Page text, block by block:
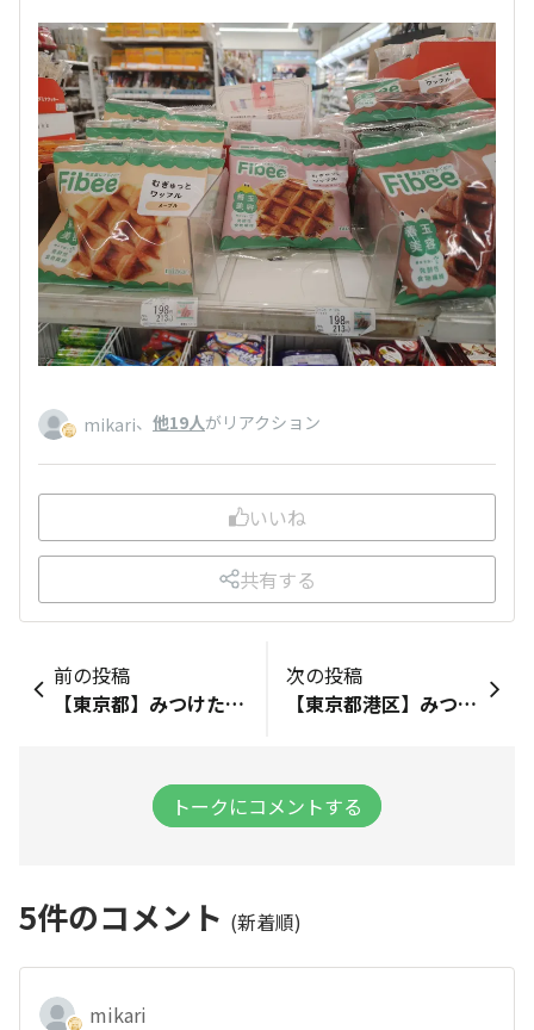
mikari、 他19人がリアクション
いいね
共有する
前の投稿
【東京都】みつけたお店：【ファミリーマート 渋谷駅北店】みつけた商品：【むぎゅっとワッフル アールグレイ、メープル、ココア】下から二段目に、6列で展開。1列に5個位ずつだったので約10個ずつかな。渋谷モディの道路向かいのお店ですが、なんとなく場所的にまだ健康を考えて、食べる意識の方は少ないのかも🥹！？（偏見）でも、この数だけ入荷しているので、それだけ需要はあるのかなという気も🤔気になります。。
次の投稿
【東京都港区】みつけたお店：【ファミリーマート／北青山一丁目店】みつけた商品：【むぎゅっとワッフル アールグレイ、ココア、メープル】青山一丁目、いちょう並木の右手にあるお店です。
トークにコメントする
5件のコメント (新着順)
mikari